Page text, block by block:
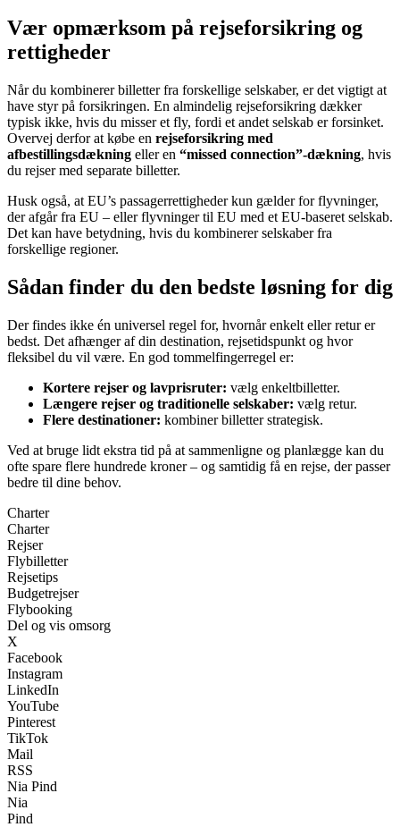
Vær opmærksom på rejseforsikring og
rettigheder
Når du kombinerer billetter fra forskellige selskaber, er det vigtigt at
have styr på forsikringen. En almindelig rejseforsikring dækker
typisk ikke, hvis du misser et fly, fordi et andet selskab er forsinket.
Overvej derfor at købe en rejseforsikring med
afbestillingsdækning eller en “missed connection”-dækning, hvis
du rejser med separate billetter.
Husk også, at EU’s passagerrettigheder kun gælder for flyvninger,
der afgår fra EU – eller flyvninger til EU med et EU-baseret selskab.
Det kan have betydning, hvis du kombinerer selskaber fra
forskellige regioner.
Sådan finder du den bedste løsning for dig
Der findes ikke én universel regel for, hvornår enkelt eller retur er
bedst. Det afhænger af din destination, rejsetidspunkt og hvor
fleksibel du vil være. En god tommelfingerregel er:
Kortere rejser og lavprisruter: vælg enkeltbilletter.
Længere rejser og traditionelle selskaber: vælg retur.
Flere destinationer: kombiner billetter strategisk.
Ved at bruge lidt ekstra tid på at sammenligne og planlægge kan du
ofte spare flere hundrede kroner – og samtidig få en rejse, der passer
bedre til dine behov.
Charter
Charter
Rejser
Flybilletter
Rejsetips
Budgetrejser
Flybooking
Del og vis omsorg
X
Facebook
Instagram
LinkedIn
YouTube
Pinterest
TikTok
Mail
RSS
Nia Pind
Nia
Pind